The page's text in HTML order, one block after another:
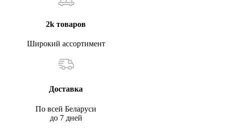
2k товаров
Широкий ассортимент
Доставка
По всей Беларуси
до 7 дней